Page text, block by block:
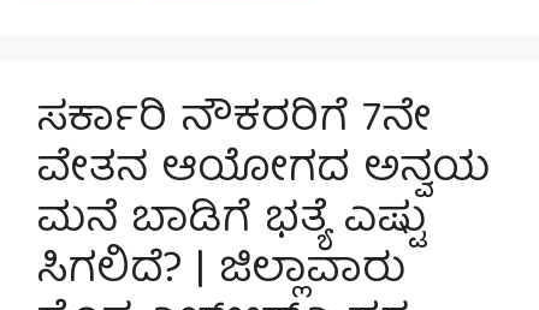
ಸರ್ಕಾರಿ ನೌಕರರಿಗೆ 7ನೇ
ವೇತನ ಆಯೋಗದ ಅನ್ವಯ
ಮನೆ ಬಾಡಿಗೆ ಭತ್ಯೆ ಎಷ್ಟು
ಸಿಗಲಿದೆ? | ಜಿಲ್ಲಾವಾರು